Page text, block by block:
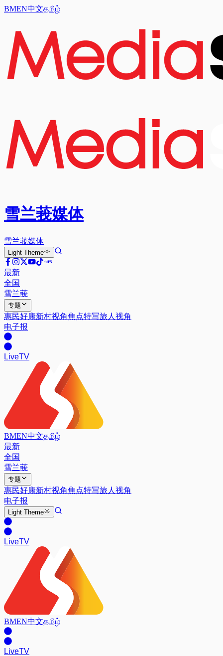
BMEN中文தமிழ்
雪兰莪媒体
雪兰莪媒体
Light Theme
最新
全国
雪兰莪
专题
惠民好康新村视角焦点特写旅人视角
电子报
LiveTV
BMEN中文தமிழ்
最新
全国
雪兰莪
专题
惠民好康新村视角焦点特写旅人视角
电子报
Light Theme
LiveTV
BMEN中文தமிழ்
LiveTV